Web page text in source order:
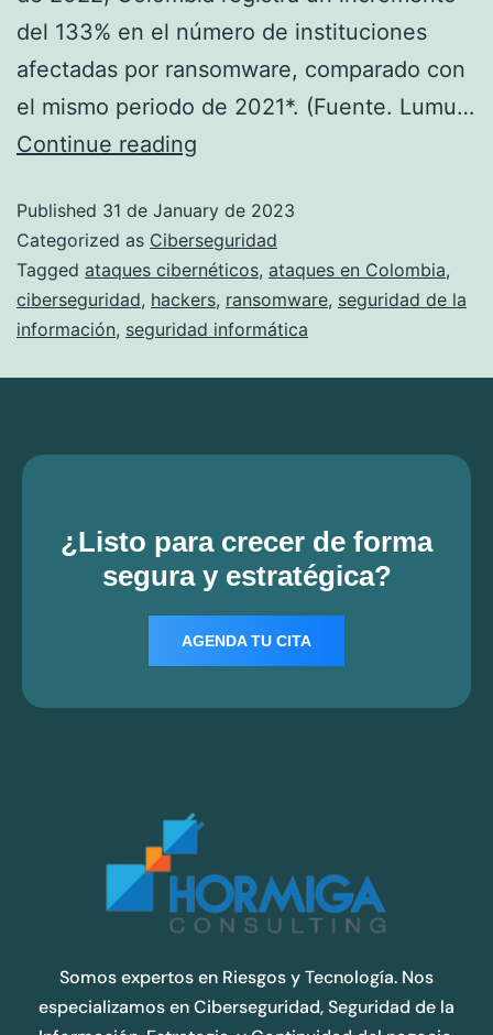
del 133% en el número de instituciones
afectadas por ransomware, comparado con
el mismo periodo de 2021*. (Fuente. Lumu…
Continue reading
Published 31 de January de 2023
Categorized as Ciberseguridad
Tagged ataques cibernéticos, ataques en Colombia,
ciberseguridad, hackers, ransomware, seguridad de la
información, seguridad informática
¿Listo para crecer de forma
segura y estratégica?
AGENDA TU CITA
Somos expertos en Riesgos y Tecnología. Nos
especializamos en Ciberseguridad, Seguridad de la